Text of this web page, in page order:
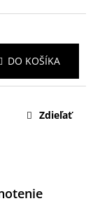
DO KOŠÍKA
Zdieľať